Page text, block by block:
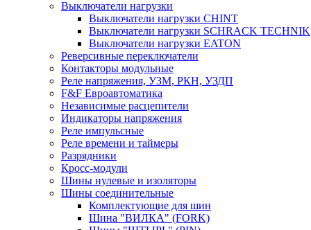
Выключатели нагрузки
Выключатели нагрузки CHINT
Выключатели нагрузки SCHRACK TECHNIK
Выключатели нагрузки EATON
Реверсивные переключатели
Контакторы модульные
Реле напряжения, УЗМ, РКН, УЗДП
F&F Евроавтоматика
Независимые расцепители
Индикаторы напряжения
Реле импульсные
Реле времени и таймеры
Разрядники
Кросс-модули
Шины нулевые и изоляторы
Шины соединительные
Комплектующие для шин
Шина "ВИЛКА" (FORK)